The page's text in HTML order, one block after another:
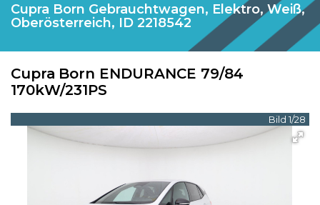
Cupra Born Gebrauchtwagen, Elektro, Weiß,
Oberösterreich, ID 2218542
Cupra Born ENDURANCE 79/84
170kW/231PS
Bild 1/28